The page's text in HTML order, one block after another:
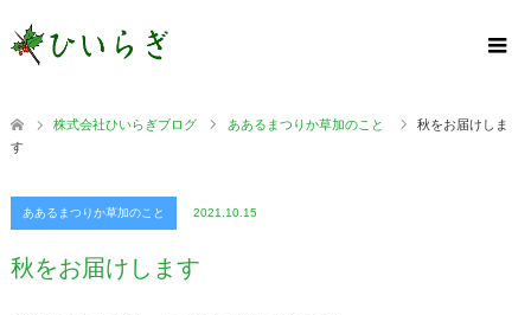
株式会社ひいらぎブログ ああるまつりか草加のこと
秋をお届けしま
す
ああるまつりか草加のこと 2021.10.15
秋をお届けします